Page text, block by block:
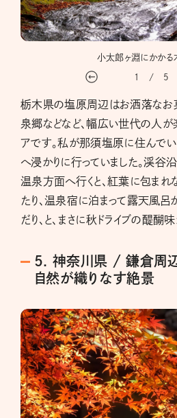
小太郎ヶ淵にかかる
1 / 5
栃木県の塩原周辺はお洒落なお
泉郷などなど、幅広い世代の人が
アです。私が那須塩原に住んでい
へ浸かりに行っていました。渓谷
温泉方面へ行くと、紅葉に包ま
たり、温泉宿に泊まって露天風呂
だり、と、まさに秋ドライブの醍醐
5. 神奈川県 / 鎌倉周
自然が織りなす絶景